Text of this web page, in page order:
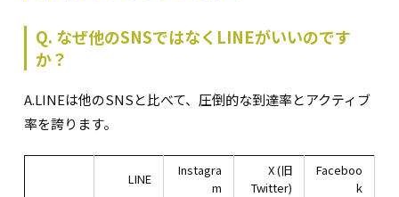
Q. なぜ他のSNSではなくLINEがいいのです
か？
A.LINEは他のSNSと比べて、圧倒的な到達率とアクティブ
率を誇ります。
LINE
Instagra
m
X (旧
Twitter)
Faceboo
k